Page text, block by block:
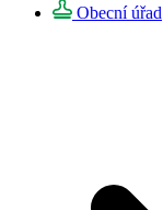
Obecní úřad